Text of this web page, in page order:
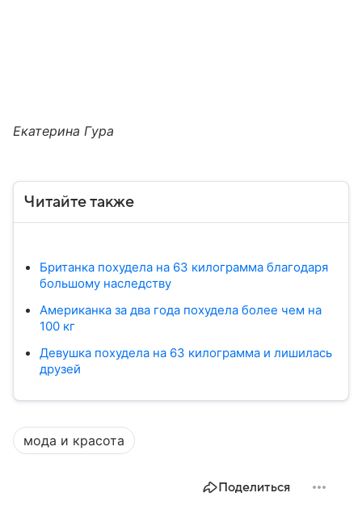
Екатерина Гура
Читайте также
Британка похудела на 63 килограмма благодаря
большому наследству
Американка за два года похудела более чем на
100 кг
Девушка похудела на 63 килограмма и лишилась
друзей
мода и красота
Поделиться